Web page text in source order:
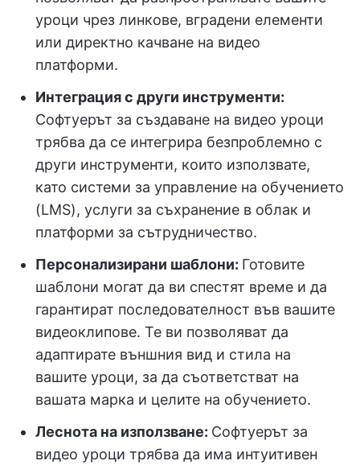
уроци чрез линкове, вградени елементи
или директно качване на видео
платформи.
Интеграция с други инструменти:
Софтуерът за създаване на видео уроци
трябва да се интегрира безпроблемно с
други инструменти, които използвате,
като системи за управление на обучението
(LMS), услуги за съхранение в облак и
платформи за сътрудничество.
Персонализирани шаблони: Готовите
шаблони могат да ви спестят време и да
гарантират последователност във вашите
видеоклипове. Те ви позволяват да
адаптирате външния вид и стила на
вашите уроци, за да съответстват на
вашата марка и целите на обучението.
Леснота на използване: Софтуерът за
видео уроци трябва да има интуитивен